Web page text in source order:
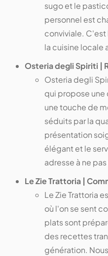
sugo et le
personnel est
conviviale.
la cuisine locale
Osteria degli Spiriti |
Osteria degli
qui propose une
une touche de
séduits par la
présentation
élégant et le
adresse à ne
Le Zie Trattoria |
Le Zie Trattoria
où l'on se sent
plats sont
des recettes
génération.